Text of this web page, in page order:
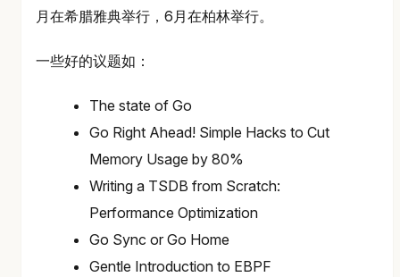
月在希腊雅典举行，6月在柏林举行。
一些好的议题如：
The state of Go
Go Right Ahead! Simple Hacks to Cut
Memory Usage by 80%
Writing a TSDB from Scratch:
Performance Optimization
Go Sync or Go Home
Gentle Introduction to EBPF